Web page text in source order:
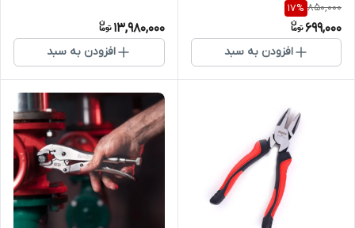
850,000
17%
699,000
افزودن به سبد
13,980,000
افزودن به سبد